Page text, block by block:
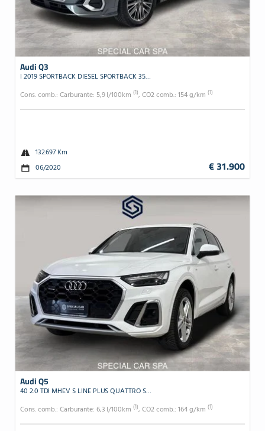
Audi Q3
I 2019 SPORTBACK DIESEL SPORTBACK 35 2.0 TDI S LINE EDITION S-TRONIC
Cons. comb.: Carburante: 5,9 l/100km (1), CO2 comb.: 154 g/km (1)
132.697 Km
06/2020
€ 31.900
Audi Q5
40 2.0 TDI MHEV S LINE PLUS QUATTRO S TRONIC
Cons. comb.: Carburante: 6,3 l/100km (1), CO2 comb.: 164 g/km (1)